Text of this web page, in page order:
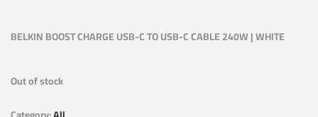
BELKIN BOOST CHARGE USB-C TO USB-C CABLE 240W | WHITE
Out of stock